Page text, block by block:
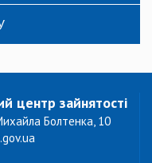
центр зайнятості
Болтенка, 10